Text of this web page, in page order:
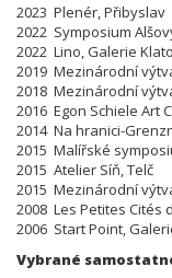
2023 Plenér, Přibyslav
2022 Symposium
2022 Lino, Galerie
2019 Mezinárodní
2018 Mezinárodní
2016 Egon Schiele Art
2014 Na hranici-
2015 Malířské
2015 Atelier Síň, Telč
2015 Mezinárodní
2008 Les Petites Cités
2006 Start Point,
Vybrané